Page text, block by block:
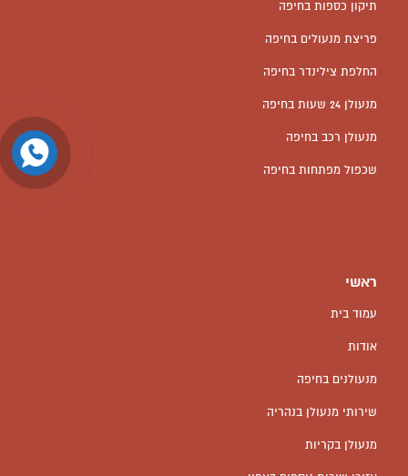
תיקון כספות בחיפה
פריצת מנעולים בחיפה
החלפת צילינדר בחיפה
מנעולן 24 שעות בחיפה
מנעולן רכב בחיפה
שכפול מפתחות בחיפה
ראשי
עמוד בית
אודות
מנעולנים בחיפה
שירותי מנעולן בנהריה
מנעולן בקריות